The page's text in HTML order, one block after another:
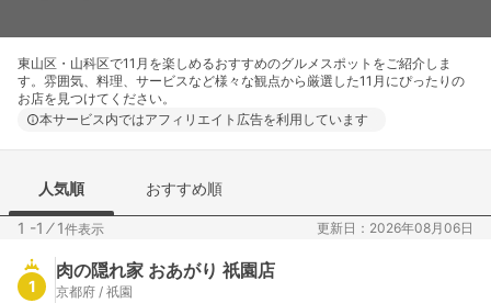
東山区・山科区で11月を楽しめるおすすめのグルメスポットをご紹介しま
す。雰囲気、料理、サービスなど様々な観点から厳選した11月にぴったりの
お店を見つけてください。
本サービス内ではアフィリエイト広告を利用しています
人気順 おすすめ順
1 -1 ⁄1件表示 更新日：2026年08月06日
1
肉の隠れ家 おあがり 祇園店
京都府 / 祇園